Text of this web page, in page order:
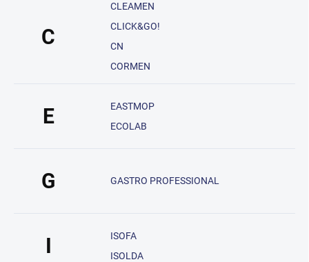
C
CLEAMEN
CLICK&GO!
CN
CORMEN
E
EASTMOP
ECOLAB
G GASTRO PROFESSIONAL
I
ISOFA
ISOLDA